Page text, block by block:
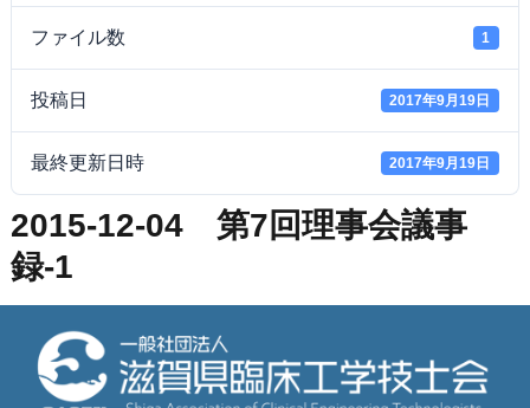
ファイル数 1
投稿日 2017年9月19日
最終更新日時 2017年9月19日
2015-12-04 第7回理事会議事
録-1